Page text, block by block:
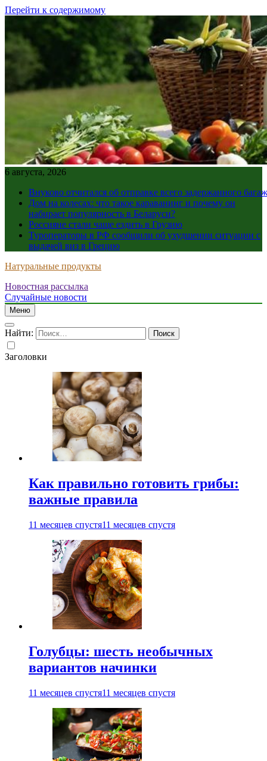
Перейти к содержимому
6 августа, 2026
Внуково отчитался об отправке всего задержанного
Дом на колесах: что такое караванинг и почему он
набирает популярность в Беларуси?
Россияне стали чаще ездить в Грузию
Туроператоры в РФ сообщили об ухудшении ситуации с
выдачей виз в Грецию
Натуральные продукты
Новостная рассылка
Случайные новости
Меню
Найти:
Заголовки
Как правильно готовить грибы:
важные правила
11 месяцев спустя11 месяцев спустя
Голубцы: шесть необычных
вариантов начинки
11 месяцев спустя11 месяцев спустя